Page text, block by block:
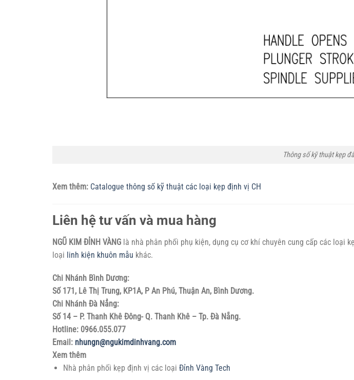
Thông số kỹ thuật kẹp
Xem thêm: Catalogue thông số kỹ thuật các loại kẹp định vị CH
Liên hệ tư vấn và mua hàng
NGŨ KIM ĐỈNH VÀNG là nhà phân phối phụ kiện, dụng cụ cơ khí chuyên cung cấp các loại
loại linh kiện khuôn mẫu khác.
Chi Nhánh Bình Dương:
Số 171, Lê Thị Trung, KP1A, P An Phú, Thuận An, Bình Dương.
Chi Nhánh Đà Nẳng:
Số 14 – P. Thanh Khê Đông- Q. Thanh Khê – Tp. Đà Nẵng.
Hotline: 0966.055.077
Email: nhungn@ngukimdinhvang.com
Xem thêm
Nhà phân phối kẹp định vị các loại Đỉnh Vàng Tech